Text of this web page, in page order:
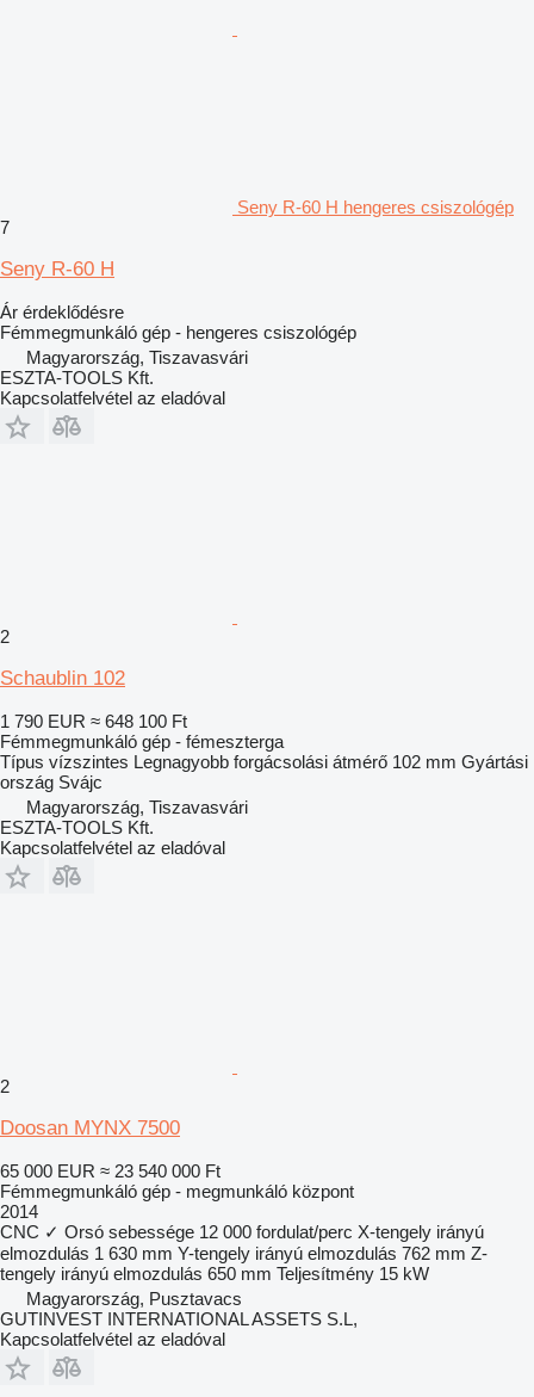
Seny R-60 H hengeres csiszológép
7
Seny R-60 H
Ár érdeklődésre
Fémmegmunkáló gép - hengeres csiszológép
Magyarország, Tiszavasvári
ESZTA-TOOLS Kft.
Kapcsolatfelvétel az eladóval
2
Schaublin 102
1 790 EUR ≈ 648 100 Ft
Fémmegmunkáló gép - fémeszterga
Típus vízszintes Legnagyobb forgácsolási átmérő 102 mm Gyártási
ország Svájc
Magyarország, Tiszavasvári
ESZTA-TOOLS Kft.
Kapcsolatfelvétel az eladóval
2
Doosan MYNX 7500
65 000 EUR ≈ 23 540 000 Ft
Fémmegmunkáló gép - megmunkáló központ
2014
CNC ✓ Orsó sebessége 12 000 fordulat/perc X-tengely irányú
elmozdulás 1 630 mm Y-tengely irányú elmozdulás 762 mm Z-
tengely irányú elmozdulás 650 mm Teljesítmény 15 kW
Magyarország, Pusztavacs
GUTINVEST INTERNATIONAL ASSETS S.L,
Kapcsolatfelvétel az eladóval